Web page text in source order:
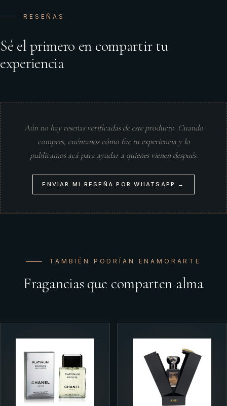
RESEÑAS
Sé el primero en compartir tu
experiencia
Aún no hay reseñas verificadas de este producto. Cuando
compres, cuéntanos cómo fue tu experiencia y lo
publicamos acá para ayudar a quienes vienen después.
ENVIAR MI RESEÑA POR WHATSAPP →
TAMBIÉN PODRÍAN ENAMORARTE
Fragancias que comparten alma